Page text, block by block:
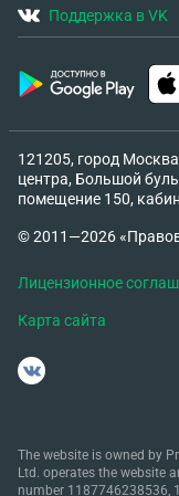
Поддержка в VK
121205, город
центра, Большой
помещение 150,
© 2011—2026
Лицензионное
Карта сайта
The website is owned by
Ltd. operates the website
number 1187746238536,